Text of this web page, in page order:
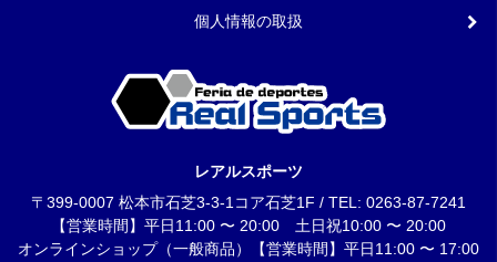
個人情報の取扱
レアルスポーツ
〒399-0007 松本市石芝3-3-1コア石芝1F / TEL: 0263-87-7241
【営業時間】平日11:00 〜 20:00 土日祝10:00 〜 20:00
オンラインショップ（一般商品）【営業時間】平日11:00 〜 17:00